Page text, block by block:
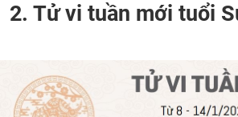
2. Tử vi tuần mới tuổi